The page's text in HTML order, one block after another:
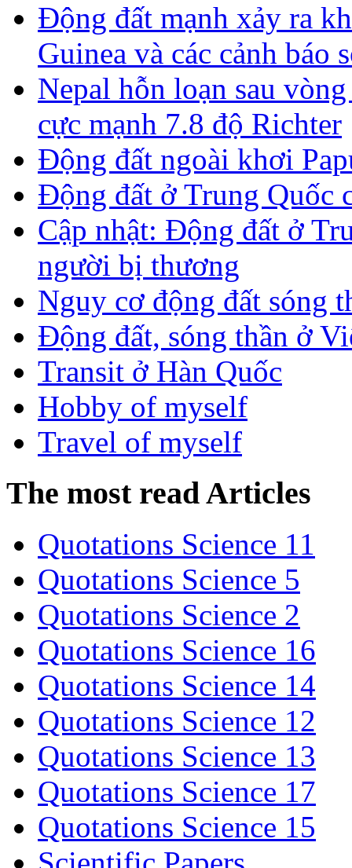
Động đất mạnh xảy ra
Guinea và các cảnh báo
Nepal hỗn loạn sau
cực mạnh 7.8 độ Richter
Động đất ngoài khơi
Động đất ở Trung Quốc
Cập nhật: Động đất ở
người bị thương
Nguy cơ động đất sóng
Động đất, sóng thần ở
Transit ở Hàn Quốc
Hobby of myself
Travel of myself
The most read Articles
Quotations Science 11
Quotations Science 5
Quotations Science 2
Quotations Science 16
Quotations Science 14
Quotations Science 12
Quotations Science 13
Quotations Science 17
Quotations Science 15